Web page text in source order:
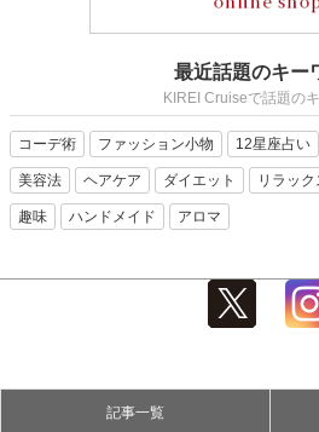
最近話題のキー
KIREI Cruiseで話題の
コーデ術 ファッション小物 12星座占い
美容法 ヘアケア ダイエット リラッ
趣味 ハンドメイド アロマ
記事一覧